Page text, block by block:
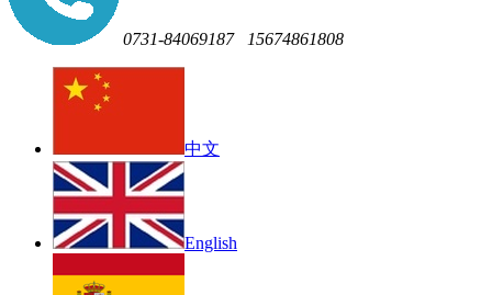
0731-84069187 15674861808
中文
English